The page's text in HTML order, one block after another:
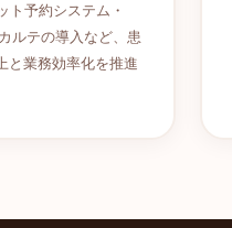
ト予約システム・
ルテの導入など、患
と業務効率化を推進